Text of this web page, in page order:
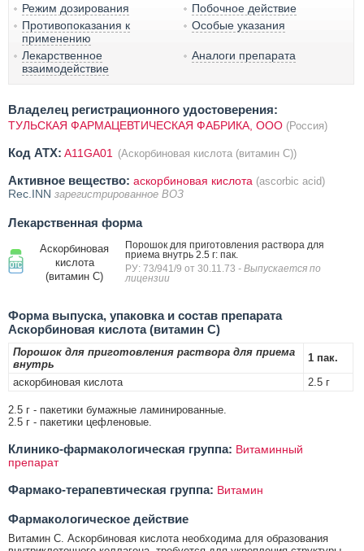
Режим дозирования
Побочное действие
Противопоказания к
применению
Особые указания
Лекарственное
взаимодействие
Аналоги препарата
Владелец регистрационного удостоверения:
ТУЛЬСКАЯ ФАРМАЦЕВТИЧЕСКАЯ ФАБРИКА, ООО (Россия)
Код ATX: A11GA01 (Аскорбиновая кислота (витамин С))
Активное вещество: аскорбиновая кислота (ascorbic acid)
Rec.INN зарегистрированное ВОЗ
Лекарственная форма
Аскорбиновая
кислота
(витамин С)
Порошок для приготовления раствора для
приема внутрь 2.5 г: пак.
РУ: 73/941/9 от 30.11.73 - Выпускается по
лицензии
Форма выпуска, упаковка и состав препарата
Аскорбиновая кислота (витамин С)
Порошок для приготовления раствора для приема
внутрь
1 пак.
аскорбиновая кислота
2.5 г
2.5 г - пакетики бумажные ламинированные.
2.5 г - пакетики цефленовые.
Клинико-фармакологическая группа: Витаминный
препарат
Фармако-терапевтическая группа: Витамин
Фармакологическое действие
Витамин С. Аскорбиновая кислота необходима для образования